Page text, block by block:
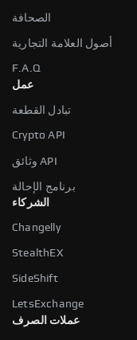
الصحافة
أصول العلامة التجارية
F.A.Q
عمل
تبادل القطعة
Crypto API
وثائق API
برنامج الإحالة
الشركاء
Changelly
StealthEX
SideShift
LetsExchange
عملات الصرف